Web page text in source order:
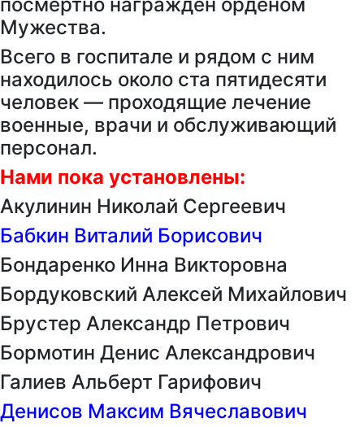
Мужества.
Всего в госпитале и рядом с ним
находилось около ста пятидесяти
человек — проходящие лечение
военные, врачи и обслуживающий
персонал.
Нами пока установлены:
Акулинин Николай Сергеевич
Бабкин Виталий Борисович
Бондаренко Инна Викторовна
Бордуковский Алексей Михайлович
Брустер Александр Петрович
Бормотин Денис Александрович
Галиев Альберт Гарифович
Денисов Максим Вячеславович